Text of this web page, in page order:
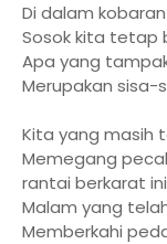
Di dalam
Sosok kita tetap
Apa yang
Merupakan sisa-
Kita yang masih
Memegang
rantai berkarat ini
Malam yang
Memberkahi